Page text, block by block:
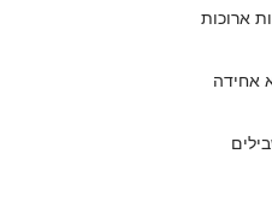
ארוכות
אחידה